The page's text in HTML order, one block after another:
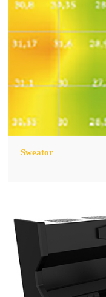
Sweator